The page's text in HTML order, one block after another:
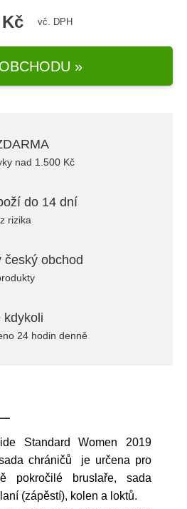
vč. DPH
»
nad 1.500 Kč
do 14 dní
rizika
český obchod
kdykoli
24 hodin denně
Standard Women 2019
chráničů je určena pro
pokročilé bruslaře, sada
(zápěstí), kolen a loktů.